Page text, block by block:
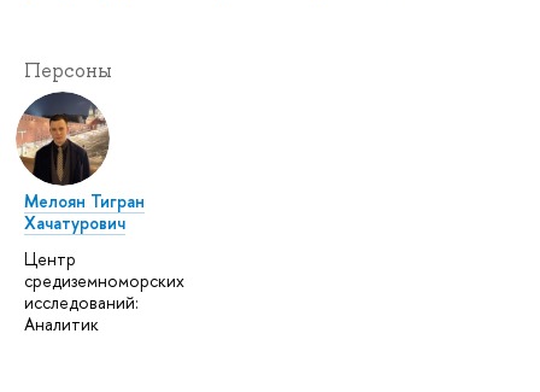
Персоны
Мелоян Тигран
Хачатурович
Центр
средиземноморских
исследований:
Аналитик